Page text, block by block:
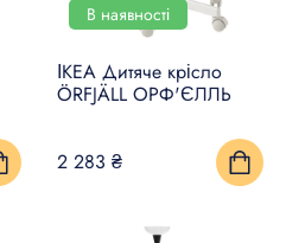
В наявності
ІКЕА Дитяче крісло
ÖRFJÄLL ОРФ'ЄЛЛЬ
2 283 ₴